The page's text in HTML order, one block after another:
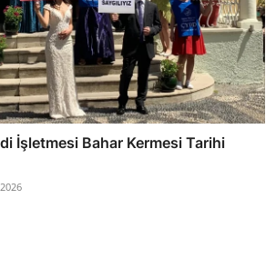
İşletmesi Bahar Kermesi Tarihi